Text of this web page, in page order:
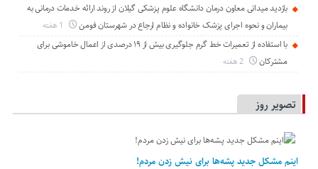
بازدید میدانی معاون درمان دانشگاه علوم پزشکی گیلان از روند ارائه خدمات درمانی به
بیماران و نحوه اجرای پزشک خانواده و نظام ارجاع در شهرستان فومن
1 هفته
با استفاده از تعمیرات خط گرم جلوگیری بیش از ۱۹ درصدی از اعمال خاموشی برای
مشتركان
2 هفته
تصویر روز
اینم مشکل جدید پشه‌ها برای نیش زدن مردم!